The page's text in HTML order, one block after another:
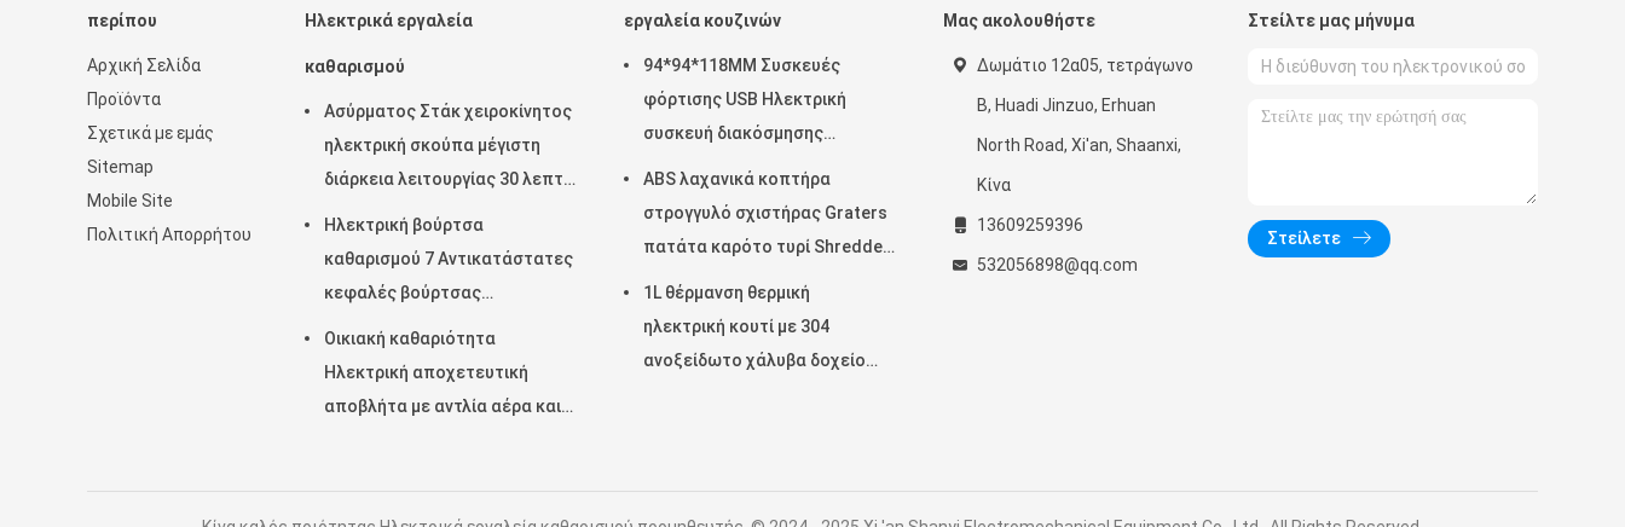
περίπου
Αρχική Σελίδα
Προϊόντα
Σχετικά με εμάς
Sitemap
Mobile Site
Πολιτική Απορρήτου
Ηλεκτρικά εργαλεία
καθαρισμού
Ασύρματος Στάκ χειροκίνητος
ηλεκτρική σκούπα μέγιστη
διάρκεια λειτουργίας 30 λεπτά
ιδανικό για καθαρισμό γκαράζ
Ηλεκτρική βούρτσα
καθαρισμού 7 Αντικατάστατες
κεφαλές βούρτσας
ρυθμιζόμενο χερούλι
ασύρματο περιστροφικό
καθαριστικό
Οικιακή καθαριότητα
Ηλεκτρική αποχετευτική
αποβλήτα με αντλία αέρα και
εργαλεία κουζινών
94*94*118MM Συσκευές
φόρτισης USB Ηλεκτρική
συσκευή διακόσμησης
ABS λαχανικά κοπτήρα
στρογγυλό σχιστήρας Graters
πατάτα καρότο τυρί Shredder
εργαλείο κουζίνας
1L θέρμανση θερμική
ηλεκτρική κουτί με 304
ανοξείδωτο χάλυβα δοχείο
Μας ακολουθήστε
Δωμάτιο 12α05, τετράγωνο
Β, Huadi Jinzuo, Erhuan
North Road, Xi'an, Shaanxi,
Κίνα
13609259396
532056898@qq.com
Στείλτε μας μήνυμα
Στείλετε